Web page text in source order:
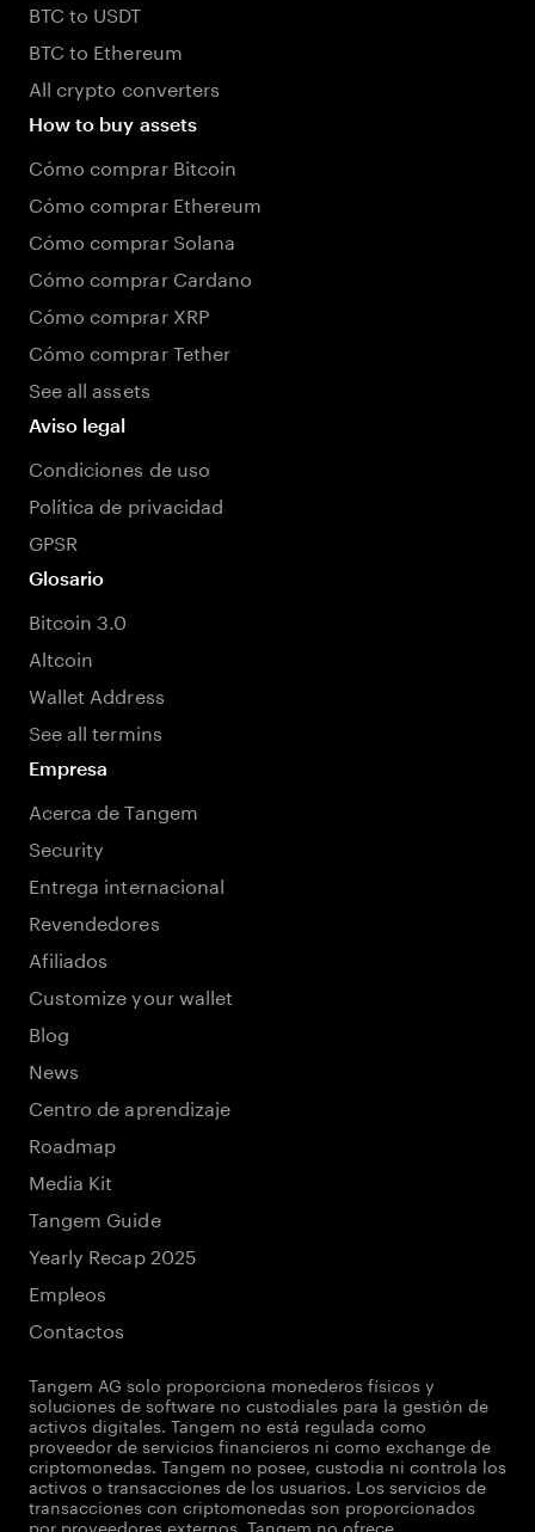
BTC to USDT
BTC to Ethereum
All crypto converters
How to buy assets
Cómo comprar Bitcoin
Cómo comprar Ethereum
Cómo comprar Solana
Cómo comprar Cardano
Cómo comprar XRP
Cómo comprar Tether
See all assets
Aviso legal
Condiciones de uso
Política de privacidad
GPSR
Glosario
Bitcoin 3.0
Altcoin
Wallet Address
See all termins
Empresa
Acerca de Tangem
Security
Entrega internacional
Revendedores
Afiliados
Customize your wallet
Blog
News
Centro de aprendizaje
Roadmap
Media Kit
Tangem Guide
Yearly Recap 2025
Empleos
Contactos
Tangem AG solo proporciona monederos físicos y
soluciones de software no custodiales para la gestión de
activos digitales. Tangem no está regulada como
proveedor de servicios financieros ni como exchange de
criptomonedas. Tangem no posee, custodia ni controla los
activos o transacciones de los usuarios. Los servicios de
transacciones con criptomonedas son proporcionados
por proveedores externos. Tangem no ofrece